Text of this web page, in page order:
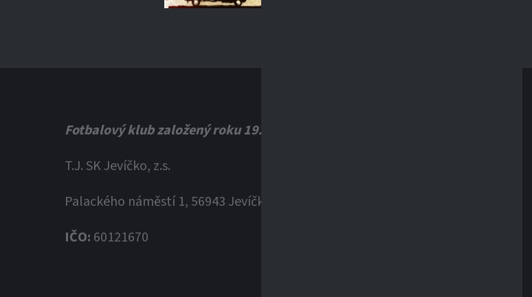
Fotbalový klub založený roku 1920
T.J. SK Jevíčko, z.s.
Palackého náměstí 1, 56943 Jevíčko
IČO: 60121670